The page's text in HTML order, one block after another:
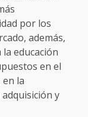
por los
además,
educación
en el
en la
y